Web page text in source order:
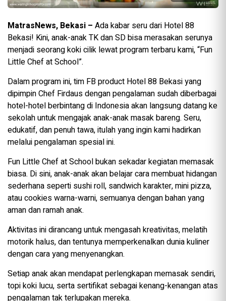
MatrasNews, Bekasi – Ada kabar seru dari Hotel 88
Bekasi! Kini, anak-anak TK dan SD bisa merasakan serunya
menjadi seorang koki cilik lewat program terbaru kami, “Fun
Little Chef at School”.
Dalam program ini, tim FB product Hotel 88 Bekasi yang
dipimpin Chef Firdaus dengan pengalaman sudah diberbagai
hotel-hotel berbintang di Indonesia akan langsung datang ke
sekolah untuk mengajak anak-anak masak bareng. Seru,
edukatif, dan penuh tawa, itulah yang ingin kami hadirkan
melalui pengalaman spesial ini.
Fun Little Chef at School bukan sekadar kegiatan memasak
biasa. Di sini, anak-anak akan belajar cara membuat hidangan
sederhana seperti sushi roll, sandwich karakter, mini pizza,
atau cookies warna-warni, semuanya dengan bahan yang
aman dan ramah anak.
Aktivitas ini dirancang untuk mengasah kreativitas, melatih
motorik halus, dan tentunya memperkenalkan dunia kuliner
dengan cara yang menyenangkan.
Setiap anak akan mendapat perlengkapan memasak sendiri,
topi koki lucu, serta sertifikat sebagai kenang-kenangan atas
pengalaman tak terlupakan mereka.